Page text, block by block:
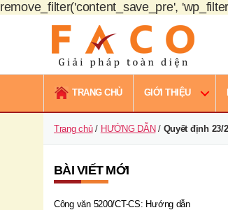
remove_filter('content_save_pre',
FACO
Việt
Nam
TRANG CHỦ GIỚI THIỆU
Trang chủ/ HƯỚNG DẪN/ Quyết định
BÀI VIẾT MỚI
Công văn 5200/CT-CS: Hướng dẫn